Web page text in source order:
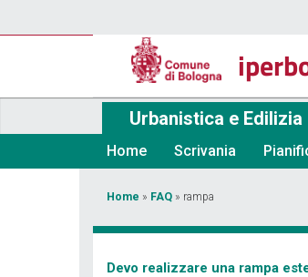
Urbanistica e Edilizia
Home Scrivania
Tu
sei
qui
Home » FAQ » rampa
Devo realizzare una rampa